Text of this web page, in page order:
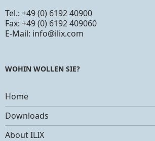
Tel.: +49 (0) 6192 40900
Fax: +49 (0) 6192 409060
E-Mail: info@ilix.com
WOHIN WOLLEN SIE?
Home
Downloads
About ILIX